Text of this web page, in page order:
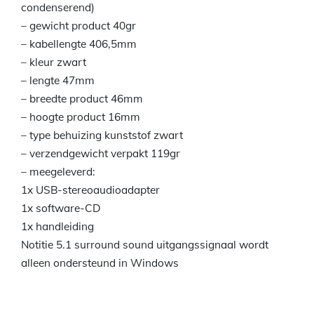
condenserend)
– gewicht product 40gr
– kabellengte 406,5mm
– kleur zwart
– lengte 47mm
– breedte product 46mm
– hoogte product 16mm
– type behuizing kunststof zwart
– verzendgewicht verpakt 119gr
– meegeleverd:
1x USB-stereoaudioadapter
1x software-CD
1x handleiding
Notitie 5.1 surround sound uitgangssignaal wordt
alleen ondersteund in Windows